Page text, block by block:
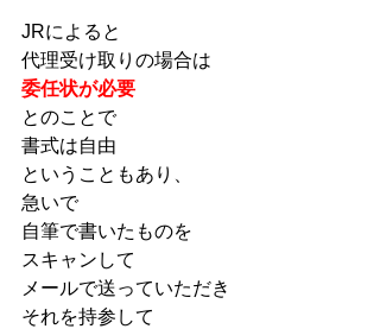
JRによると
代理受け取りの場合は
委任状が必要
とのことで
書式は自由
ということもあり、
急いで
自筆で書いたものを
スキャンして
メールで送っていただき
それを持参して